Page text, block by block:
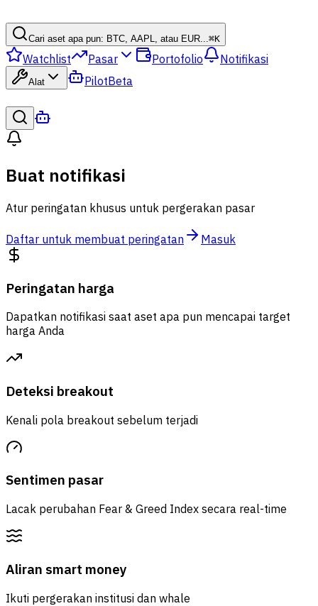
Cari aset apa pun: BTC, AAPL, atau EUR...⌘K
Watchlist Pasar Portofolio Notifikasi
Alat PilotBeta
Buat notifikasi
Atur peringatan khusus untuk pergerakan pasar
Daftar untuk membuat peringatan Masuk
Peringatan harga
Dapatkan notifikasi saat aset apa pun mencapai target
harga Anda
Deteksi breakout
Kenali pola breakout sebelum terjadi
Sentimen pasar
Lacak perubahan Fear & Greed Index secara real-time
Aliran smart money
Ikuti pergerakan institusi dan whale